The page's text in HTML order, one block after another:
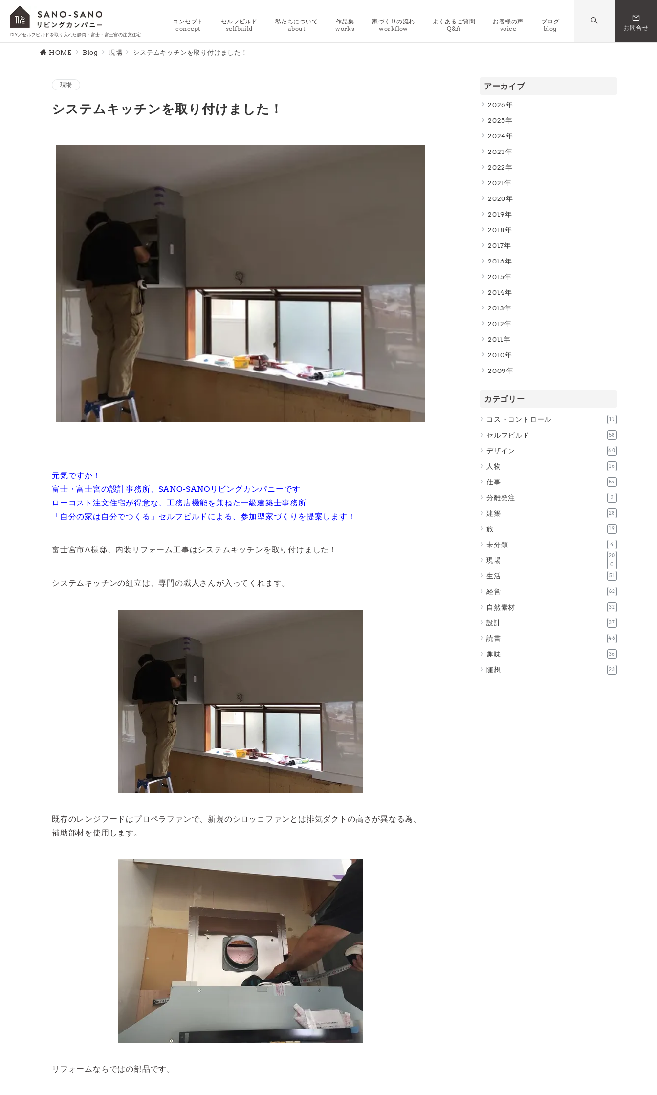
DIY／セルフビルドを取り入れた静岡・富士・富士宮の注文住宅
コンセプト
concept
セルフビルド
selfbuild
私たちについて
about
作品集
works
家づくりの流れ
workflow
よくあるご質問
Q&A
お客様の声
voice
ブログ
blog お問合せ
HOME Blog 現場 システムキッチンを取り付けました！
現場
システムキッチンを取り付けました！
元気ですか！
富士・富士宮の設計事務所、SANO-SANOリビングカンパニーです
ローコスト注文住宅が得意な、工務店機能を兼ねた一級建築士事務所
「自分の家は自分でつくる」セルフビルドによる、参加型家づくりを提案します！
富士宮市A様邸、内装リフォーム工事はシステムキッチンを取り付けました！
システムキッチンの組立は、専門の職人さんが入ってくれます。
既存のレンジフードはプロペラファンで、新規のシロッコファンとは排気ダクトの高さが異なる為、
補助部材を使用します。
リフォームならではの部品です。
アーカイブ
2026
2025
2024
2023
2022
2021
2020
2019
2018
2017
2016
2015
2014
2013
2012
2011
2010
2009
カテゴリー
コストコントロール 11
セルフビルド 58
デザイン 60
人物 16
仕事 54
分離発注 3
建築 28
旅 19
未分類 4
現場
20
0
生活 51
経営 62
自然素材 32
設計 37
読書 46
趣味 36
随想 23